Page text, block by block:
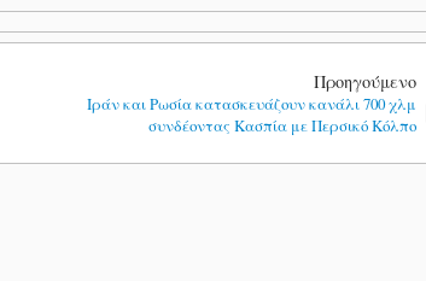
Προηγούμενο
Ιράν και Ρωσία κατασκευάζουν κανάλι 700 χλμ
συνδέοντας Κασπία με Περσικό Κόλπο